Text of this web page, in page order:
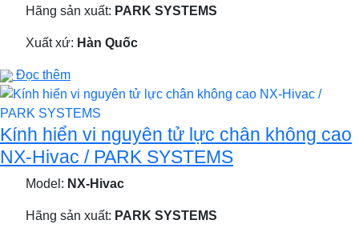
Hãng sản xuất: PARK SYSTEMS
Xuất xứ: Hàn Quốc
Đọc thêm
Kính hiển vi nguyên tử lực chân không cao
NX-Hivac / PARK SYSTEMS
Model: NX-Hivac
Hãng sản xuất: PARK SYSTEMS